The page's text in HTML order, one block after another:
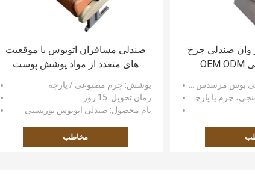
صندلی مسافران اتوبوس با موقعیت
های متعدد از مواد پوشش پوست
مصنوعی
پوشش: چرم مصنوعی / پارچه
زمان تحویل: 15 روز
نام محصول: صندلی اتوبوس توریستی
مخاطب
وان صندلی چرخ
دار رنگ سفارشی OEM ODM
مرسدس اسپرینتر
یا پارچه برای پوشش